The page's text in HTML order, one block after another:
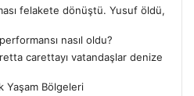
felakete dönüştü. Yusuf öldü,
nasıl oldu?
carettayı vatandaşlar denize
Yaşam Bölgeleri